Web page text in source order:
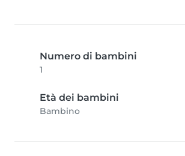
Numero di bambini
1
Età dei bambini
Bambino